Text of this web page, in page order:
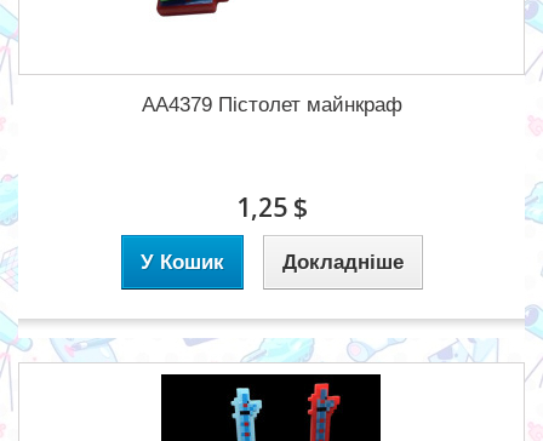
AA4379 Пістолет майнкраф
1,25 $
У Кошик Докладніше